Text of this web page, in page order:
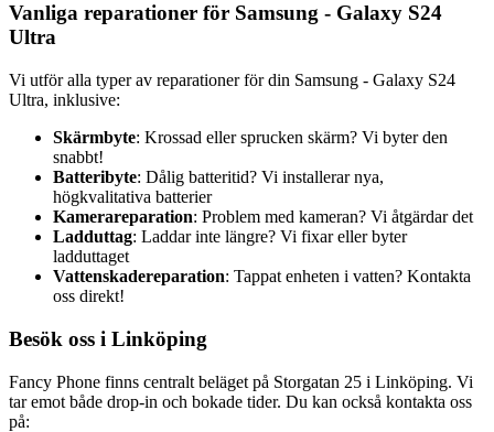
Vanliga reparationer för Samsung - Galaxy S24
Ultra
Vi utför alla typer av reparationer för din Samsung - Galaxy S24
Ultra, inklusive:
Skärmbyte: Krossad eller sprucken skärm? Vi byter den
snabbt!
Batteribyte: Dålig batteritid? Vi installerar nya,
högkvalitativa batterier
Kamerareparation: Problem med kameran? Vi åtgärdar det
Ladduttag: Laddar inte längre? Vi fixar eller byter
ladduttaget
Vattenskadereparation: Tappat enheten i vatten? Kontakta
oss direkt!
Besök oss i Linköping
Fancy Phone finns centralt beläget på Storgatan 25 i Linköping. Vi
tar emot både drop-in och bokade tider. Du kan också kontakta oss
på: